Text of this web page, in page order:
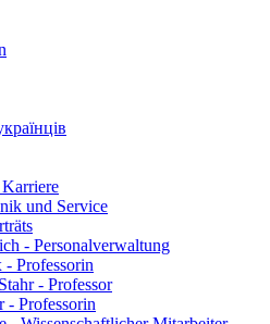
Karriere
und Service
- Personalverwaltung
Professorin
- Professor
- Professorin